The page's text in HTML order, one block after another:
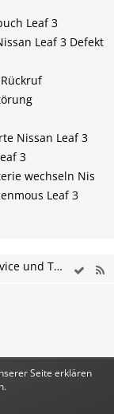
Leaf 3
Leaf 3 Defekt
Nissan Leaf 3
3
wechseln Nis
Leaf 3
Nissan Leaf 3 - Probleme, Werkstatt, Service und Tipps
Seite erklären